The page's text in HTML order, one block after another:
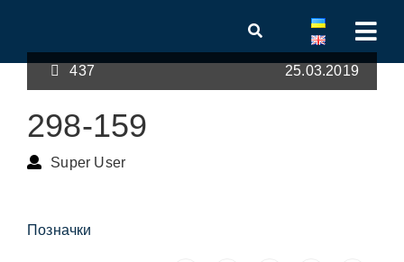
437 25.03.2019
298-159
Super User
Позначки